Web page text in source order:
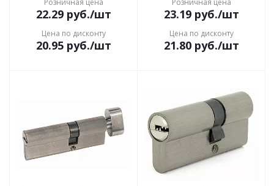
Розничная цена
22.29руб./шт
Цена по дисконту
20.95руб./шт
Розничная цена
23.19руб./шт
Цена по дисконту
21.80руб./шт